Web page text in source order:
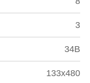
3
34В
133х480